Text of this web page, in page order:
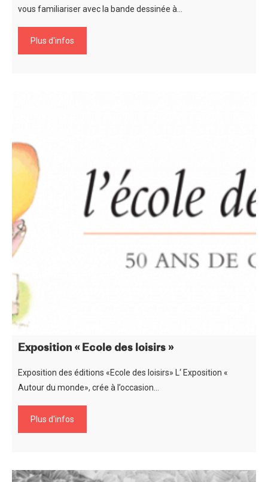
vous familiariser avec la bande dessinée à…
Plus d'infos
Exposition « Ecole des loisirs »
Exposition des éditions «Ecole des loisirs» L‘ Exposition «
Autour du monde», crée à l’occasion…
Plus d'infos